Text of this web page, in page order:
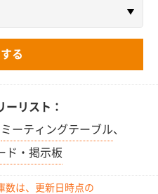
ーリスト：
ミーティングテーブル、
ド・掲示板
数は、更新日時点の